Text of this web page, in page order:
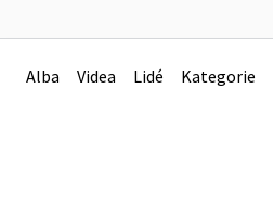
Alba Videa Lidé Kategorie